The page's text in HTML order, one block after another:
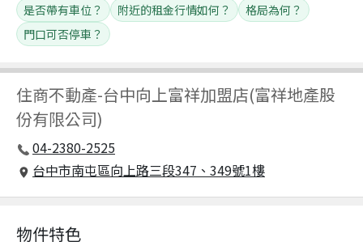
住商不動產-台中向上富祥加盟店(富祥地產股
份有限公司)
04-2380-2525
台中市南屯區向上路三段347、349號1樓
是否帶有車位？ 附近的租金行情如何？
格局為何？
門口可否停車？
物件特色